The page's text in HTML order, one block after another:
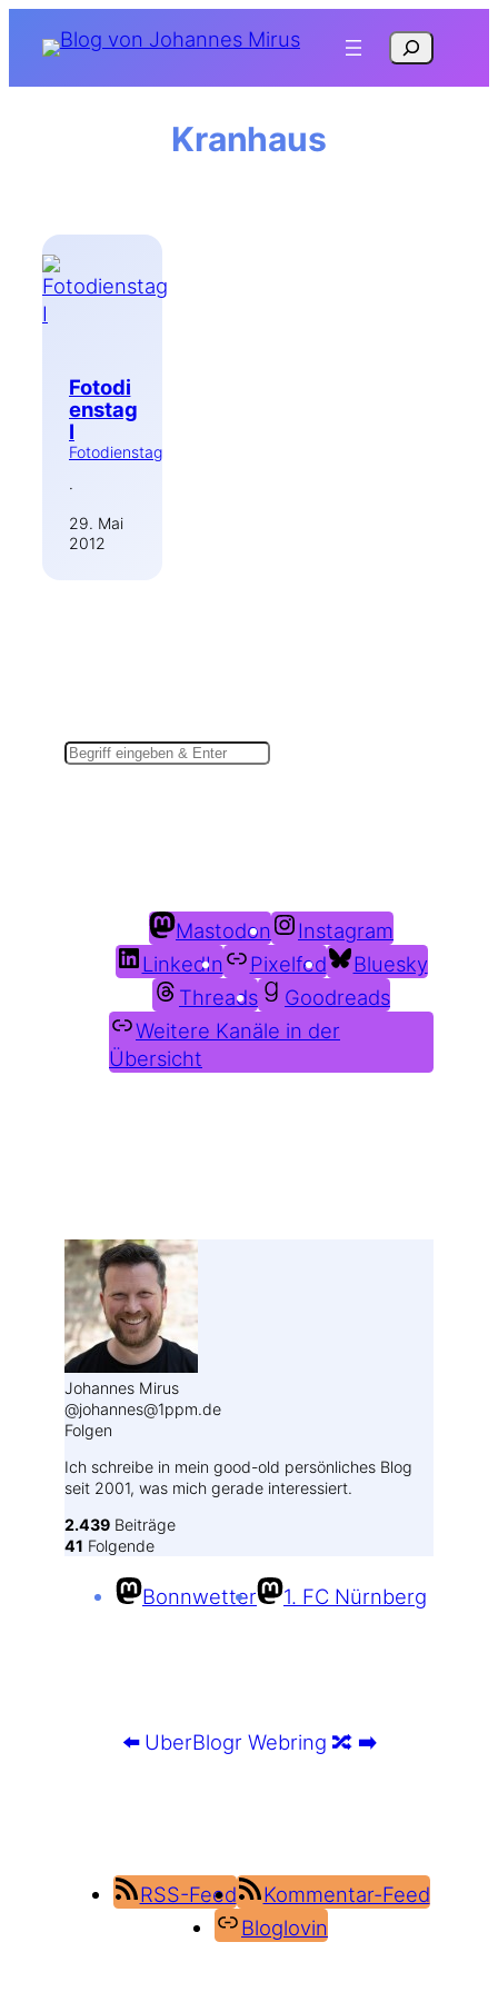
Inhalt
Suchen
Kranhaus
Fotodi
enstag
I
Fotodienstag
·
29. Mai
2012
Mastodon
Instagram
LinkedIn
Pixelfed
Bluesky
Threads
Goodreads
Weitere Kanäle in der
Übersicht
Johannes Mirus
@johannes@1ppm.de
Folgen
Ich schreibe in mein good-old persönliches Blog
seit 2001, was mich gerade interessiert.
2.439 Beiträge
41 Folgende
Bonnwetter 1. FC Nürnberg
⬅️ UberBlogr Webring 🔀 ➡️
RSS-Feed
Kommentar-Feed
Bloglovin